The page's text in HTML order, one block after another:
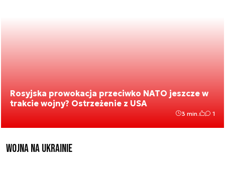
Rosyjska prowokacja przeciwko NATO jeszcze w
trakcie wojny? Ostrzeżenie z USA
3 min. 1
Wojna na Ukrainie